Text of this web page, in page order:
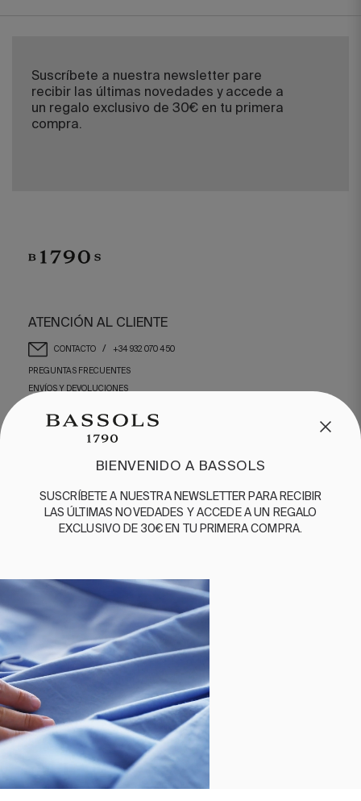
Seleccionar tamaño
Suscríbete a nuestra newsletter pare
recibir las últimas novedades y accede a
un regalo exclusivo de 30€ en tu primera
compra.
NUESTRA HISTORIA
SOMOS SOSTENIBLES
BASSOLS BUSINESS
ATENCIÓN AL CLIENTE
CONTACTO / +34 932 070 450
PREGUNTAS FRECUENTES
ENVÍOS Y DEVOLUCIONES
ENGLISH ESPAÑOL FRANÇAIS
TÉRMINOS Y
CONDICIONES
POLÍTICA DE
PRIVACIDAD
POLÍTICA
DE
SÍGUENOS
BIENVENIDO A BASSOLS
SUSCRÍBETE A NUESTRA NEWSLETTER PARA RECIBIR
LAS ÚLTIMAS NOVEDADES Y ACCEDE A UN REGALO
EXCLUSIVO DE 30€ EN TU PRIMERA COMPRA.